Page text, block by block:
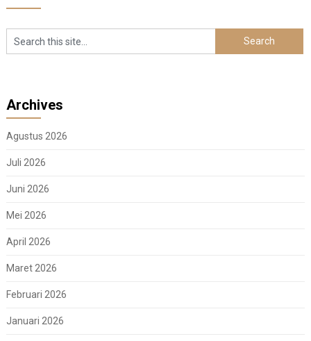
Archives
Agustus 2026
Juli 2026
Juni 2026
Mei 2026
April 2026
Maret 2026
Februari 2026
Januari 2026